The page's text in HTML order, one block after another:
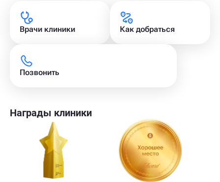
Врачи клиники Как добраться
Позвонить
Награды клиники